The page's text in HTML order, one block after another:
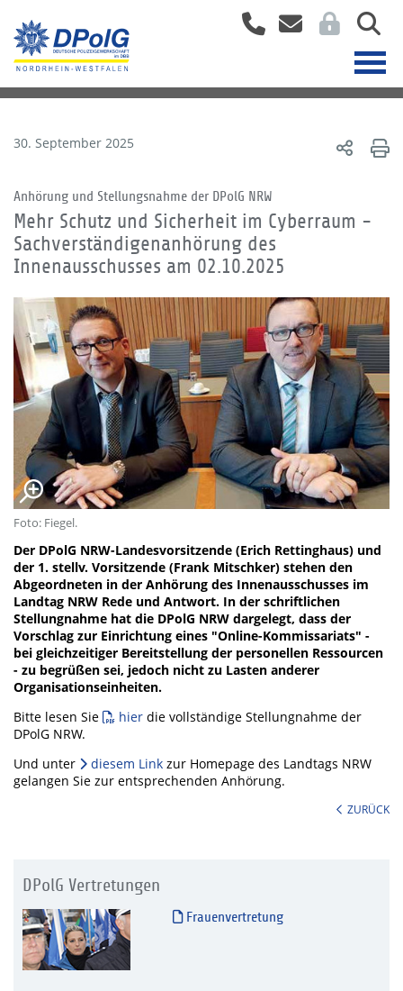
30. September 2025
Anhörung und Stellungsnahme der DPolG NRW
Mehr Schutz und Sicherheit im Cyberraum -
Sachverständigenanhörung des
Innenausschusses am 02.10.2025
Foto: Fiegel.
Der DPolG NRW-Landesvorsitzende (Erich Rettinghaus) und
der 1. stellv. Vorsitzende (Frank Mitschker) stehen den
Abgeordneten in der Anhörung des Innenausschusses im
Landtag NRW Rede und Antwort. In der schriftlichen
Stellungnahme hat die DPolG NRW dargelegt, dass der
Vorschlag zur Einrichtung eines "Online-Kommissariats" -
bei gleichzeitiger Bereitstellung der personellen Ressourcen
- zu begrüßen sei, jedoch nicht zu Lasten anderer
Organisationseinheiten.
Bitte lesen Sie
hier die vollständige Stellungnahme der
DPolG NRW.
Und unter
diesem Link zur Homepage des Landtags NRW
gelangen Sie zur entsprechenden Anhörung.
ZURÜCK
DPolG Vertretungen
Frauenvertretung